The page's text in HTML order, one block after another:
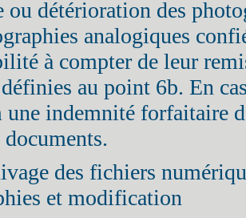
ou détérioration des
analogiques
à compter de leur
au point 6b. En
indemnité forfaitaire
des fichiers
et modification